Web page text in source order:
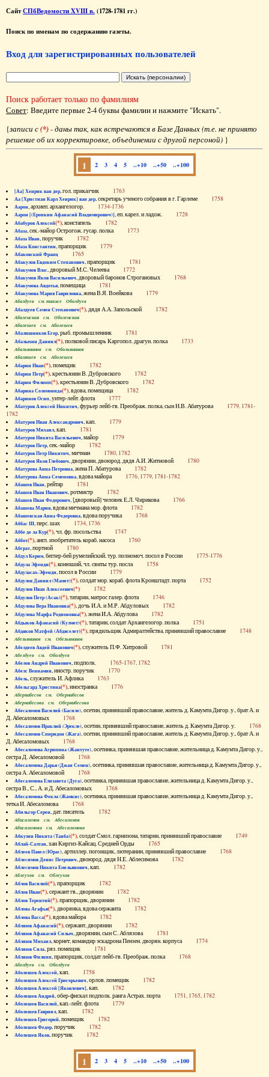
СайтСПбВедомости XVIII в. (1728-1781 гг.)
Поиск по именам по содержанию газеты.
Вход для зарегистрированных пользователей
Поиск работает только по фамилиям
Совет: Введите первые 2-4 буквы фамилии и нажмите "Искать".
{записи с(*)- даны так, как встречаются в Базе Данных (т.е. не принято
решение об их корректировке, объединении с другой персоной) }
1 2 3 4 5 ..+10 ..+50 ..+100
[Аа] Хенрик ван дер, гол. приказчик 1763
Аа [Христиан Карл Хенрик] ван дер, секретарь ученого собрания в г. Гарлеме 1758
Аарон, архиеп. архангелогор. 1734-1736
Аарон [(Еропкин Афанасий Владимирович)], еп. карел. и ладож. 1728
Абабуров Алексей(*), констапель 1782
Абаза, сек.-майор Острогож. гусар. полка 1773
Абаза Иван, поручик 1782
Абаза Константин, прапорщик 1779
Абаковский Франц 1765
Абакулов Евдоким Степанович, прапорщик 1781
Абакумов Влас, дворовый М.С. Челеева 1772
Абакумов Яков Васильевич, дворовый баронов Строгановых 1768
Абакумова Авдотья, помещица 1781
Абакумова Мария Гавриловна, жена В.Я. Воейкова 1779
Абалдуев см. также Оболдуев
Абалдуев Семен Степанович(*), дядя А.А. Запольской 1782
Абаленская см. Оболенская
Абалешев см. Аболешев
Абалишников Егор, рыб. промышленник 1781
Абалыхин Даниил(*), полковой писарь Каргопол. драгун. полка 1733
Абальянинов см. Обольянинов
Абаляшев см. Аболешев
Абарин Иван(*), помещик 1782
Абарин Петр(*), крестьянин В. Дубровского 1782
Абарин Филипп(*), крестьянин В. Дубровского 1782
Абарина Соломонида(*), вдова, помещица 1782
Абаринов Осип, унтер-лейт. флота 1777
Абатуров Алексей Никитич, фурьер лейб-гв. Преображ. полка, сын Н.В. Абатурова 1779, 1781-
1782
Абатуров Иван Александрович, кап. 1779
Абатуров Михаил, кап. 1781
Абатуров Никита Васильевич, майор 1779
Абатуров Петр, сек.-майор 1782
Абатуров Петр Никитич, мичман 1780, 1782
Абатуров Яков Глебович, дворянин, двоюрод. дядя А.И. Житновой 1780
Абатурова Анна Петровна, жена П. Абатурова 1782
Абатурова Анна Семеновна, вдова майора 1776, 1779, 1781-1782
Абашев Иван, рейтар 1781
Абашев Иван Иванович, ротмистр 1782
Абашев Иван Федорович, [дворовый] человек Е.Л. Чирикова 1766
Абашева Мария, вдова мичмана мор. флота 1782
Абашевская Анна Федоровна, вдова поручика 1768
Аббас III, перс. шах 1734, 1736
Аббе де ла Кур(*), чл. фр. посольства 1747
Аббот(*), англ. изобретатель кораб. насоса 1760
Абграт, портной 1780
Абдул Керим, беглер-бей румелийский, тур. полномоч. посол в России 1775-1776
Абдула Эфенди(*), конюший, чл. свиты тур. посла 1758
Абдуласах-Эфенди, посол в России 1779
Абдулов Даниил (Мамет)(*), солдат мор. кораб. флота Кронштадт. порта 1752
Абдулов Иван Алексеевич(*) 1782
Абдулов Петр (Асак)(*), татарин, матрос галер. флота 1746
Абдулова Вера Ивановна(*), дочь И.А. и М.Р. Абдуловых 1782
Абдулова Марфа Родионовна(*), жена И.А. Абдулова 1782
Абдыков Афанасий (Кулмет)(*), татарин, солдат Архангелогор. полка 1751
Абдяков Матфей (Абдяселет)(*), прядильщик Адмиралтейства, принявший православие 1748
Абезьянинов см. Обезьянинов
Абелдеев Авдей Иванович(*), служитель П.Ф. Хитровой 1781
Абелдуев см. Оболдуев
Абелов Андрей Иванович, подполк. 1765-1767, 1782
Абелс Вениамин, иностр. поручик 1770
Абель, служитель И. Афлика 1763
Абельгард Христина(*), иностранка 1776
Абернибесов см. Обернибесов
Абернибесова см. Обернибесова
Абесаломов Василий (Басиле), осетин, принявший православие, житель д. Камумта Дигор. у., брат А. и
Д. Абесаломовых 1768
Абесаломов Ираклий (Эрекле), осетин, принявший православие, житель д. Камумта Дигор. у. 1768
Абесаломов Спиридон (Жага), осетин, принявший православие, житель д. Камумта Дигор. у., брат А. и
Д. Абесаломовых 1768
Абесаломова Агрипина (Жантуте), осетинка, принявшая православие, жительница д. Камумта Дигор. у.,
сестра Д. Абесаломовой 1768
Абесаломова Дарья (Джан Семен), осетинка, принявшая православие, жительница д. Камумта Дигор. у.,
сестра А. Абесаломовой 1768
Абесаломова Елизавета (Дуга), осетинка, принявшая православие, жительница д. Камумта Дигор. у.,
сестра В., С., А. и Д. Абесаломовых 1768
Абесаломова Фекла (Жамкис), осетинка, принявшая православие, жительница д. Камумта Дигор. у.,
тетка И. Абесаломова 1768
Абильгор Серен, дат. писатель 1782
Абисаломов см. Абесаломов
Абисаломова см. Абесаломова
Абкузин Никита (Танба)(*), солдат Смол. гарнизона, татарин, принявший православие 1749
Аблай-Салтан, хан Киргиз-Кайсац. Средней Орды 1765
Аблеев Павел (Юрас), артиллер. погонщик, лютеранин, принявший православие 1768
Аблесимов Денис Петрович, двоюрод. дядя Н.Е. Аблесимова 1782
Аблесимов Никита Емельянович, кап. 1782
Аблеухов см. Облеухов
Аблов Василий(*), прапорщик 1782
Аблов Иван(*), сержант гв., дворянин 1782
Аблов Терентий(*), прапорщик, дворянин 1782
Аблова Агафья(*), дворянка, вдова сержанта 1782
Аблова Васса(*), вдова майора 1782
Аблязов Афанасий(*), сержант, дворянин 1782
Аблязов Афанасий Силыч, дворянин, сын С. Аблязова 1781
Аблязов Михаил, корнет, командир эскадрона Пензен. дворян. корпуса 1774
Аблязов Сила, ряз. помещик 1781
Аблязов Филипп, прапорщик, солдат лейб-гв. Преображ. полка 1768
Аболдуев см. Оболдуев
Аболешев Алексей, кап. 1758
Аболешев Алексей Григорьевич, орлов. помещик 1782
Аболешев Алексей [Яковлевич], кап. 1782
Аболешев Андрей, обер-фискал подполк. ранга Астрах. порта 1751, 1765, 1782
Аболешев Василий, кап.-лейт. флота 1779
Аболешев Гавриил, кап. 1782
Аболешев Григорий, помещик 1782
Аболешев Федор, поручик 1782
Аболешев Яков, поручик 1782
1 2 3 4 5 ..+10 ..+50 ..+100